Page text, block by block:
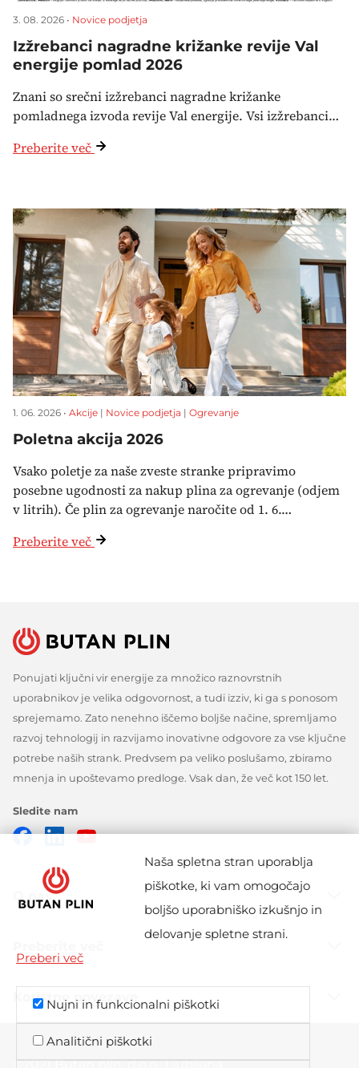
Naša spletna stran uporablja
piškotke, ki vam omogočajo
boljšo uporabniško izkušnjo in
delovanje spletne strani.
Preberi več
Nujni in funkcionalni piškotki
Analitični piškotki
3. 08. 2026 • Novice podjetja
Izžrebanci nagradne križanke revije Val
energije pomlad 2026
Znani so srečni izžrebanci nagradne križanke
pomladnega izvoda revije Val energije. Vsi izžrebanci…
Preberite več
1. 06. 2026 • Akcije | Novice podjetja | Ogrevanje
Poletna akcija 2026
Vsako poletje za naše zveste stranke pripravimo
posebne ugodnosti za nakup plina za ogrevanje (odjem
v litrih). Če plin za ogrevanje naročite od 1. 6.…
Preberite več
Ponujati ključni vir energije za množico raznovrstnih
uporabnikov je velika odgovornost, a tudi izziv, ki ga s ponosom
sprejemamo. Zato nenehno iščemo boljše načine, spremljamo
razvoj tehnologij in razvijamo inovativne odgovore za vse ključne
potrebe naših strank. Predvsem pa veliko poslušamo, zbiramo
mnenja in upoštevamo predloge. Vsak dan, že več kot 150 let.
Sledite nam
Facebook
LinkedinYoutube
O nas
Koristne povezave
©2021 Butan plin, d.o.o., Ljubljana